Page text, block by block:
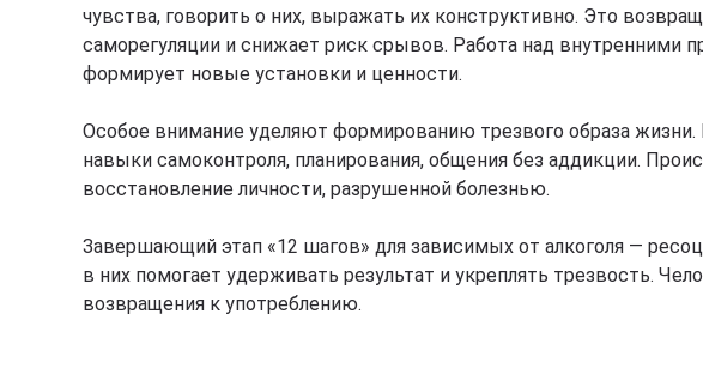
чувства, говорить о них, выражать их конструктивно. Это
саморегуляции и снижает риск срывов. Работа над внутренними
формирует новые установки и ценности.
Особое внимание уделяют формированию трезвого образа
навыки самоконтроля, планирования, общения без аддикции.
восстановление личности, разрушенной болезнью.
Завершающий этап «12 шагов» для зависимых от алкоголя —
в них помогает удерживать результат и укреплять трезвость.
возвращения к употреблению.